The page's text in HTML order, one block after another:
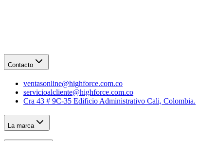
Contacto
ventasonline@highforce.com.co
servicioalcliente@highforce.com.co
Cra 43 # 9C-35 Edificio Administrativo Cali, Colombia.
La marca